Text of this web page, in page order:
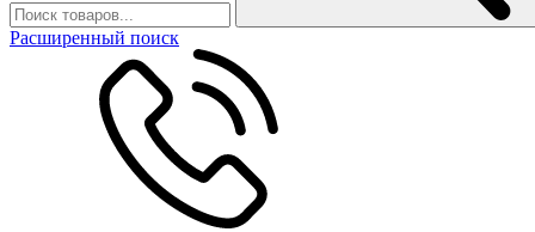
Расширенный поиск